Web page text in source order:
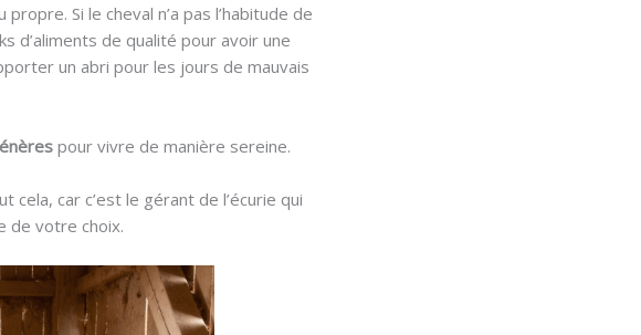
Si le cheval n’a pas l’habitude de
d’aliments de qualité pour avoir une
un abri pour les jours de mauvais
pour vivre de manière sereine.
cela, car c’est le gérant de l’écurie qui
de votre choix.